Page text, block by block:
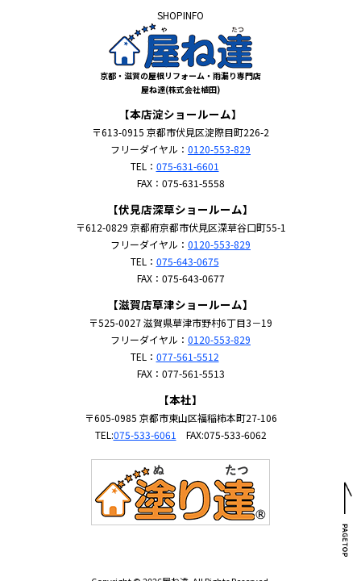
SHOPINFO
京都・滋賀の屋根リフォーム・雨漏り専門店
屋ね達(株式会社植田)
【本店淀ショールーム】
〒613-0915 京都市伏見区淀際目町226-2
フリーダイヤル： 0120-553-829
TEL： 075-631-6601
FAX：075-631-5558
【伏見店深草ショールーム】
〒612-0829 京都府京都市伏見区深草谷口町55-1
フリーダイヤル： 0120-553-829
TEL： 075-643-0675
FAX：075-643-0677
【滋賀店草津ショールーム】
〒525-0027 滋賀県草津市野村6丁目3－19
フリーダイヤル： 0120-553-829
TEL： 077-561-5512
FAX：077-561-5513
【本社】
〒605-0985 京都市東山区福稲柿本町27-106
TEL:075-533-6061 FAX:075-533-6062